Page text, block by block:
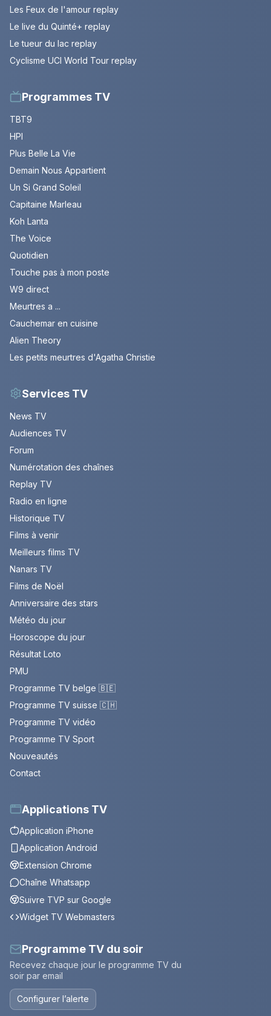
Les Feux de l'amour replay
Le live du Quinté+ replay
Le tueur du lac replay
Cyclisme UCI World Tour replay
Programmes TV
TBT9
HPI
Plus Belle La Vie
Demain Nous Appartient
Un Si Grand Soleil
Capitaine Marleau
Koh Lanta
The Voice
Quotidien
Touche pas à mon poste
W9 direct
Meurtres a ...
Cauchemar en cuisine
Alien Theory
Les petits meurtres d'Agatha Christie
Services TV
News TV
Audiences TV
Forum
Numérotation des chaînes
Replay TV
Radio en ligne
Historique TV
Films à venir
Meilleurs films TV
Nanars TV
Films de Noël
Anniversaire des stars
Météo du jour
Horoscope du jour
Résultat Loto
PMU
Programme TV belge 🇧🇪
Programme TV suisse 🇨🇭
Programme TV vidéo
Programme TV Sport
Nouveautés
Contact
Applications TV
Application iPhone
Application Android
Extension Chrome
Chaîne Whatsapp
Suivre TVP sur Google
Widget TV Webmasters
Programme TV du soir
Recevez chaque jour le programme TV du
soir par email
Configurer l’alerte